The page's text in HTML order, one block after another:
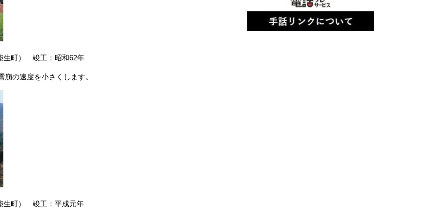
生町） 竣工：昭和62年
の速度を小さくします。
生町） 竣工：平成元年